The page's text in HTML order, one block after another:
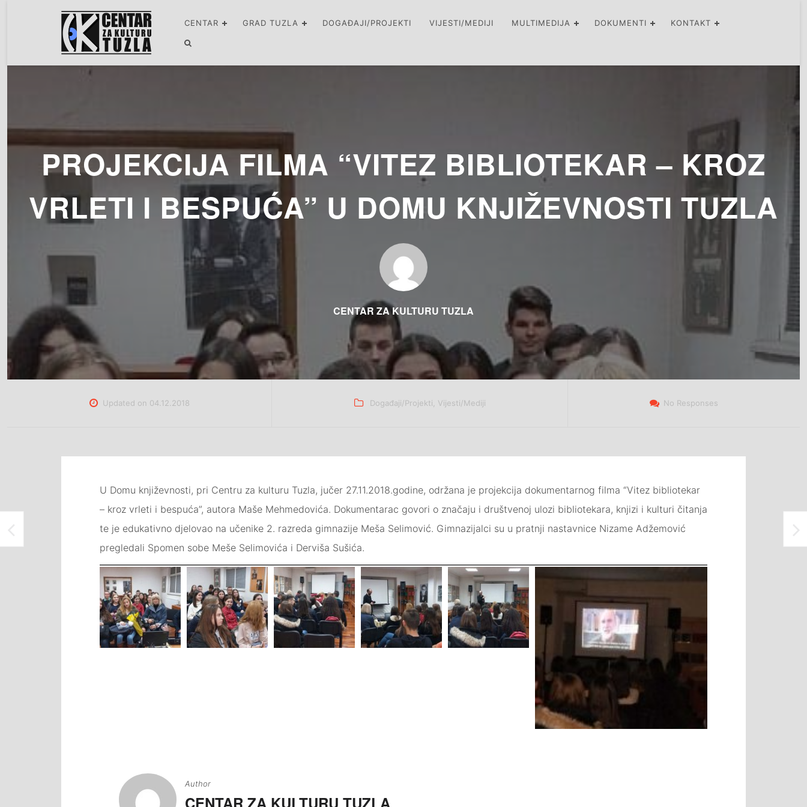
CENTAR GRAD TUZLA DOGAĐAJI/PROJEKTI VIJESTI/MEDIJI MULTIMEDIJA DOKUMENTI KONTAKT
PROJEKCIJA FILMA “VITEZ BIBLIOTEKAR – KROZ
VRLETI I BESPUĆA” U DOMU KNJIŽEVNOSTI TUZLA
CENTAR ZA KULTURU TUZLA
Updated on 04.12.2018 Categories
Događaji/Projekti Vijesti/Mediji No Responses
U Domu književnosti, pri Centru za kulturu Tuzla, jučer 27.11.2018.godine, održana je projekcija dokumentarnog filma “Vitez bibliotekar
– kroz vrleti i bespuća”, autora Maše Mehmedovića. Dokumentarac govori o značaju i društvenoj ulozi bibliotekara, knjizi i kulturi čitanja
te je edukativno djelovao na učenike 2. razreda gimnazije Meša Selimović. Gimnazijalci su u pratnji nastavnice Nizame Adžemović
pregledali Spomen sobe Meše Selimovića i Derviša Sušića.
Author
CENTAR ZA KULTURU TUZLA